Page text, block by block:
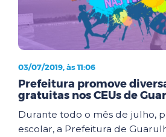
03/07/2019, às 11:06
Prefeitura promove
gratuitas nos CEUs de
Durante todo o mês de julho,
escolar, a Prefeitura de